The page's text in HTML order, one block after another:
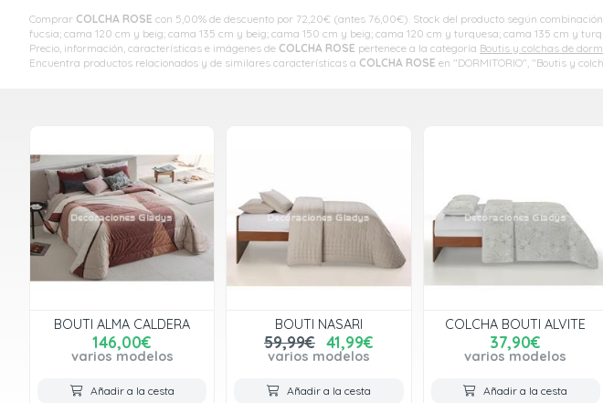
Comprar COLCHA ROSE con 5,00% de descuento por 72,20€ (antes 76,00€). Stock del producto según
fucsia; cama 120 cm y beig; cama 135 cm y beig; cama 150 cm y beig; cama 120 cm y turquesa; cama 135 cm y
Precio, información, características e imágenes de COLCHA ROSE pertenece a la categoría Boutis y colchas de
Encuentra productos relacionados y de similares características a COLCHA ROSE en "DORMITORIO", "Boutis y
BOUTI ALMA CALDERA
146,00€
varios modelos
Añadir a la cesta
BOUTI NASARI
59,99€ 41,99€
varios modelos
Añadir a la cesta
COLCHA BOUTI ALVITE
37,90€
varios modelos
Añadir a la cesta